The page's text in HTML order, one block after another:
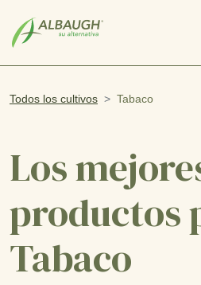
Todos los cultivos Tabaco
Los
productos
Tabaco